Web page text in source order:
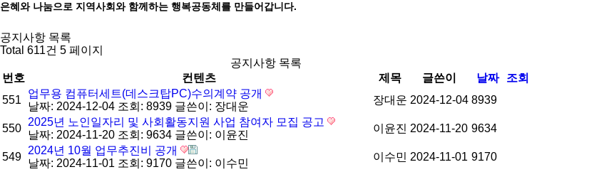
은혜와 나눔으로 지역사회와 함께하는 행복공동체를 만들어갑니다.
공지사항 목록
Total 611건 5 페이지
공지사항 목록
번호
컨텐츠 제목 글쓴이 날짜
조회
551
업무용 컴퓨터세트(데스크탑PC)수의계약 공개
날짜: 2024-12-04 조회: 8939 글쓴이: 장대운
장대운 2024-12-04 8939
550
2025년 노인일자리 및 사회활동지원 사업 참여자 모집 공고
날짜: 2024-11-20 조회: 9634 글쓴이: 이윤진
이윤진 2024-11-20 9634
549
2024년 10월 업무추진비 공개
날짜: 2024-11-01 조회: 9170 글쓴이: 이수민
이수민 2024-11-01 9170